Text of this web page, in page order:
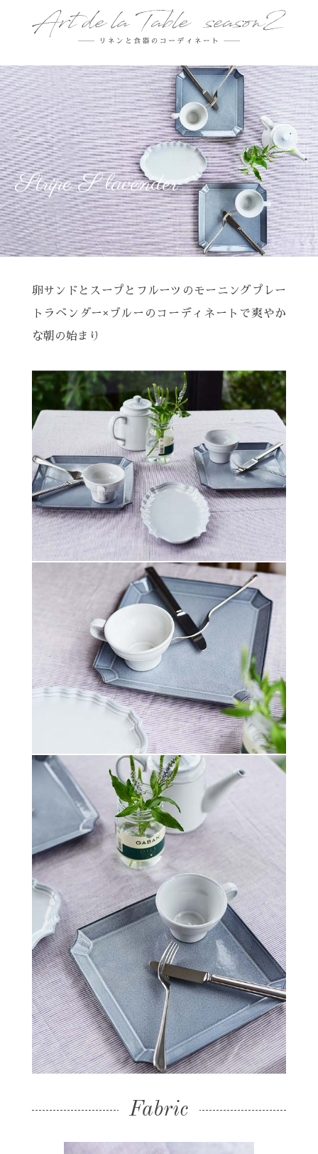
Stripe S lavender
卵サンドとスープとフルーツのモーニングプレー
ト ラベンダー×ブルーのコーディネートで爽やか
な朝の始まり
Fabric